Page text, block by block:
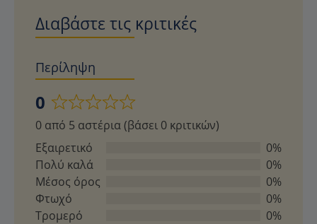
Διαβάστε τις κριτικές
Περίληψη
0
Βαθμολογήθηκε
με
0
από
5
0 από 5 αστέρια (βάσει 0 κριτικών)
Εξαιρετικό
0%
Πολύ καλά
0%
Μέσος όρος
0%
Φτωχό
0%
Τρομερό
0%